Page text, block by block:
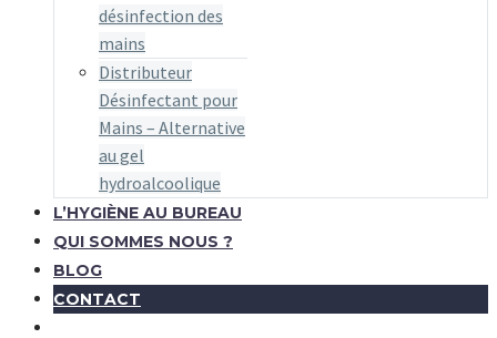
désinfection des
mains
Distributeur
Désinfectant pour
Mains – Alternative
au gel
hydroalcoolique
L’HYGIÈNE AU BUREAU
QUI SOMMES NOUS ?
BLOG
CONTACT